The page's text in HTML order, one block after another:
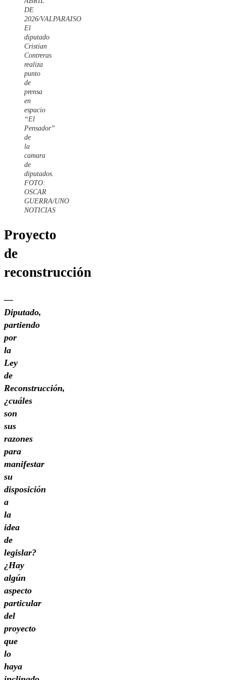
DE
2026/VALPARAISO
El
diputado
Cristian
Contreras
realiza
punto
de
prensa
en
espacio
“El
Pensador”
de
la
camara
de
diputados.
FOTO:
OSCAR
GUERRA/UNO
NOTICIAS
Proyecto
de
reconstrucción
—
Diputado,
partiendo
por
la
Ley
de
Reconstrucción,
¿cuáles
son
sus
razones
para
manifestar
su
disposición
a
la
idea
de
legislar?
¿Hay
algún
aspecto
particular
del
proyecto
que
lo
haya